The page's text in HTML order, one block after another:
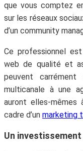
que vous comptez
sur les réseaux
d’un community
Ce professionnel
web de qualité et
peuvent
multicanale à une
auront elles-mêmes
cadre d’un marketing
Un